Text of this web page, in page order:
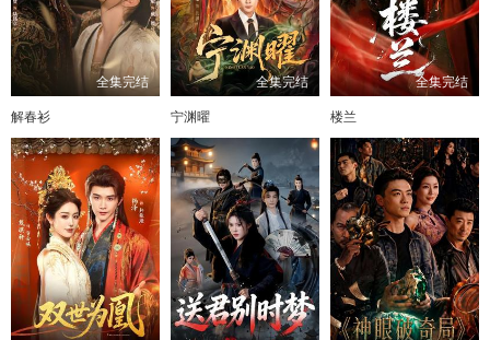
全集完结
解春衫
全集完结
宁渊曜
全集完结
楼兰